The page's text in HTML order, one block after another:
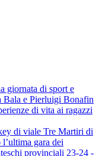
giornata di sport e
Bala e Pierluigi Bonafin
di vita ai ragazzi
di viale Tre Martiri di
gara dei
provinciali 23-24 -